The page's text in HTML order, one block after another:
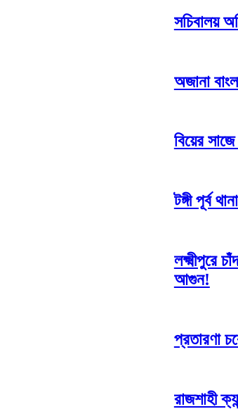
সচিবালয়
অজানা
বিয়ের
টঙ্গী পূর্ব
লক্ষ্মীপুরে
আগুন!
প্রতারণা
রাজশাহী